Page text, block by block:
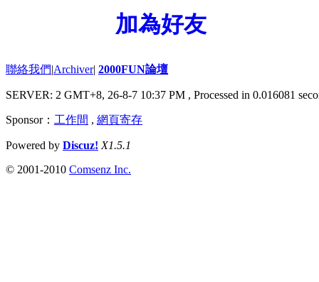
加為好友
聯絡我們|Archiver| 2000FUN論壇
SERVER: 2 GMT+8, 26-8-7 10:37 PM , Processed in 0.016081
Sponsor： 工作間 , 網頁寄存
Powered by Discuz! X1.5.1
© 2001-2010 Comsenz Inc.